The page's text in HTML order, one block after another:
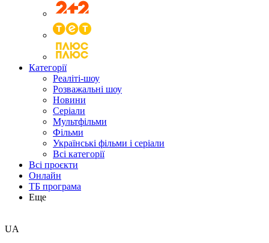
Категорії
Реаліті-шоу
Розважальні шоу
Новини
Серіали
Мультфільми
Фільми
Українські фільми і серіали
Всі категорії
Всі проєкти
Онлайн
ТБ програма
Еще
UA